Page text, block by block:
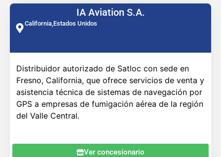
IA Aviation S.A.
California, Estados Unidos
Distribuidor autorizado de Satloc con sede en
Fresno, California, que ofrece servicios de venta y
asistencia técnica de sistemas de navegación por
GPS a empresas de fumigación aérea de la región
del Valle Central.
Ver concesionario